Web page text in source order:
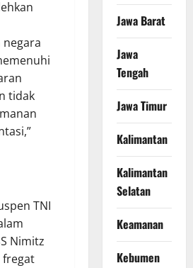
tidak
TNI
Nimitz
fregat
Jawa Barat
Jawa
Tengah
Jawa Timur
Kalimantan
Kalimantan
Selatan
Keamanan
Kebumen